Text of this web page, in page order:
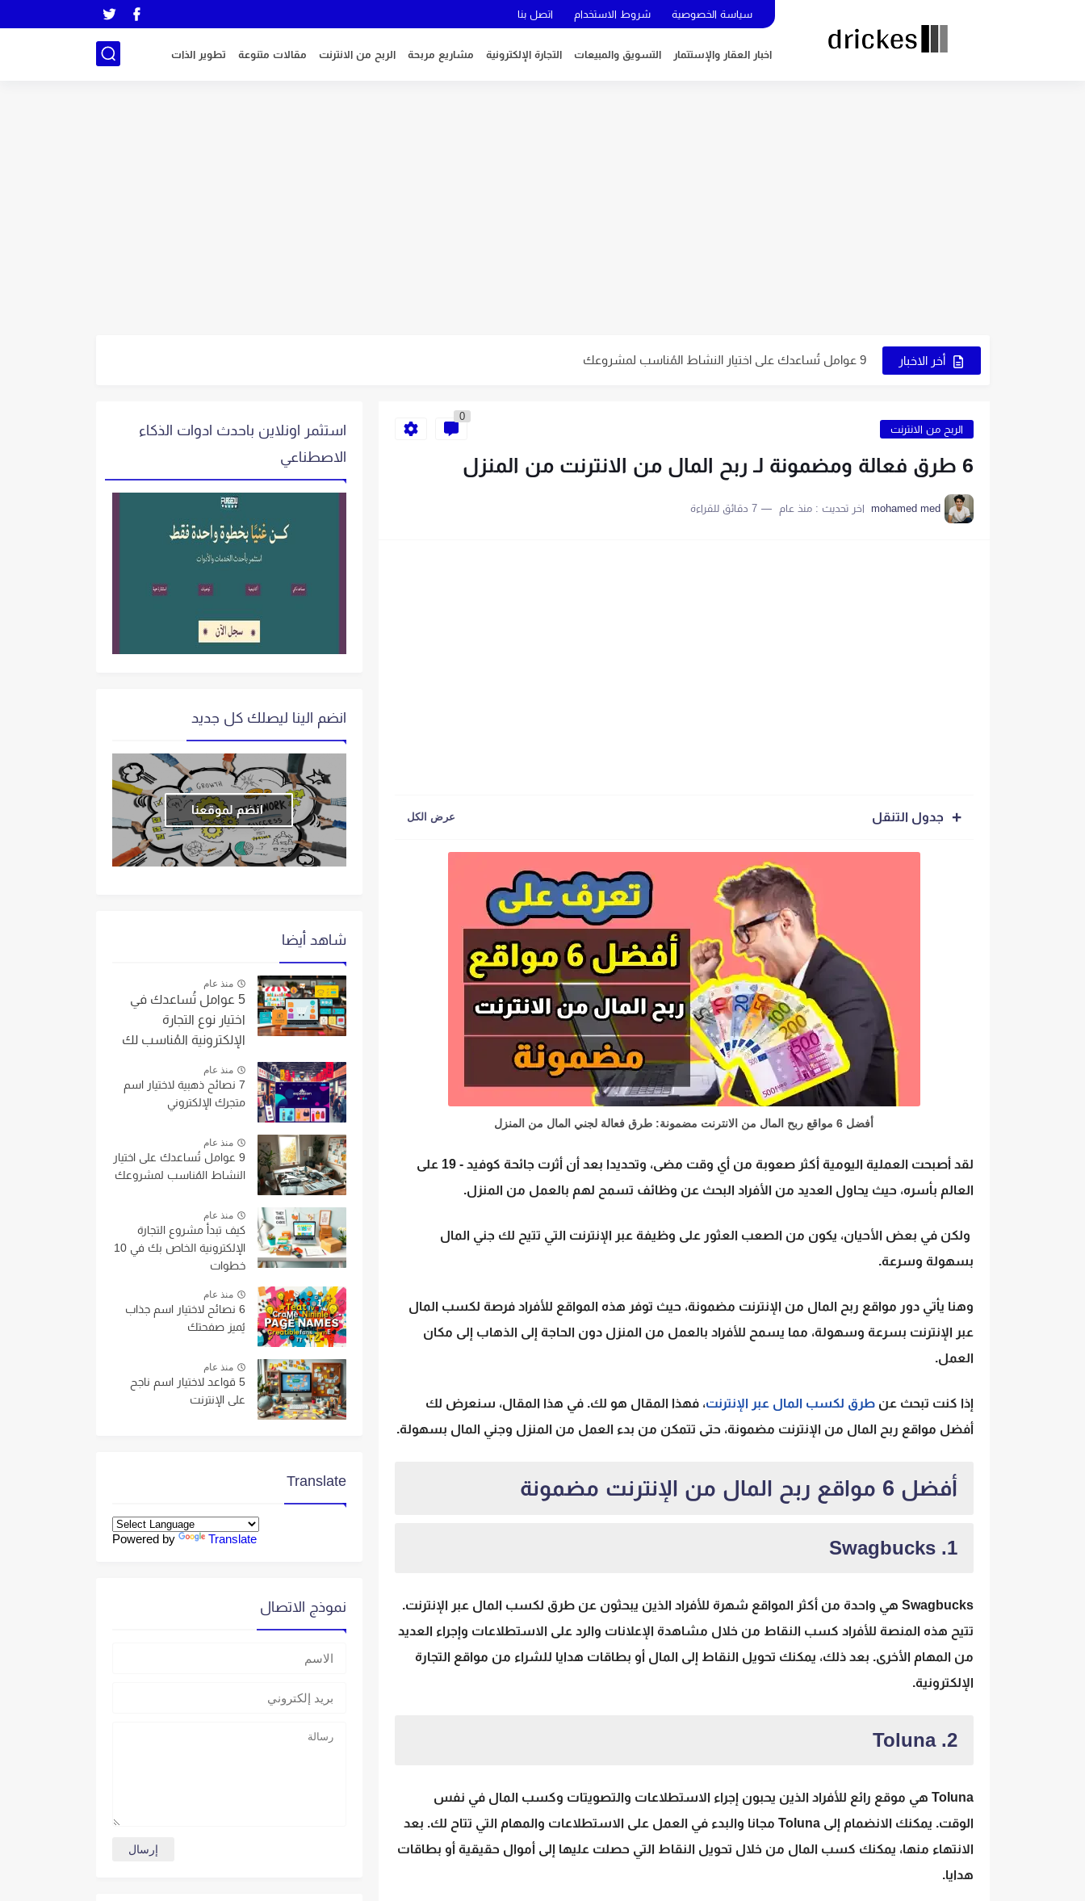
سياسة الخصوصية شروط الاستخدام اتصل بنا
اخبار العقار والإستتمار التسويق والمبيعات التجارة الإلكترونية مشاريع مربحة الربح من الانترنت مقالات متنوعة تطوير الذات
أخر الاخبار 9 عوامل تُساعدك على اختيار النشاط المُناسب لمشروعك
5 قواعد لاختيار اسم ناجح على الإنترنت
الربح من الانترنت
0
6 طرق فعالة ومضمونة لـ ربح المال من الانترنت من المنزل
mohamed med اخر تحديث :منذ عام 7 دقائق للقراءة
جدول التنقل
أفضل 6 مواقع ربح المال من الانترنت مضمونة: طرق فعالة لجني المال من المنزل
لقد أصبحت العملية اليومية أكثر صعوبة من أي وقت مضى، وتحديدا بعد أن أثرت جائحة كوفيد - 19 على
العالم بأسره، حيث يحاول العديد من الأفراد البحث عن وظائف تسمح لهم بالعمل من المنزل.
ولكن في بعض الأحيان، يكون من الصعب العثور على وظيفة عبر الإنترنت التي تتيح لك جني المال
بسهولة وسرعة.
وهنا يأتي دور مواقع ربح المال من الإنترنت مضمونة، حيث توفر هذه المواقع للأفراد فرصة لكسب المال
عبر الإنترنت بسرعة وسهولة، مما يسمح للأفراد بالعمل من المنزل دون الحاجة إلى الذهاب إلى مكان
العمل.
إذا كنت تبحث عنطرق لكسب المال عبر الإنترنت، فهذا المقال هو لك. في هذا المقال، سنعرض لك
أفضل مواقع ربح المال من الإنترنت مضمونة، حتى تتمكن من بدء العمل من المنزل وجني المال بسهولة.
أفضل 6 مواقع ربح المال من الإنترنت مضمونة
1. Swagbucks
Swagbucks هي واحدة من أكثر المواقع شهرة للأفراد الذين يبحثون عن طرق لكسب المال عبر الإنترنت.
تتيح هذه المنصة للأفراد كسب النقاط من خلال مشاهدة الإعلانات والرد على الاستطلاعات وإجراء العديد
من المهام الأخرى. بعد ذلك، يمكنك تحويل النقاط إلى المال أو بطاقات هدايا للشراء من مواقع التجارة
الإلكترونية.
2. Toluna
Toluna هي موقع رائع للأفراد الذين يحبون إجراء الاستطلاعات والتصويتات وكسب المال في نفس
الوقت. يمكنك الانضمام إلى Toluna مجانا والبدء في العمل على الاستطلاعات والمهام التي تتاح لك. بعد
الانتهاء منها، يمكنك كسب المال من خلال تحويل النقاط التي حصلت عليها إلى أموال حقيقية أو بطاقات
هدايا.
استثمر اونلاين باحدث ادوات الذكاء
الاصطناعي
انضم الينا ليصلك كل جديد
انضم لموقعنا
شاهد أيضا
منذ عام
5 عوامل تُساعدك في
اختيار نوع التجارة
الإلكترونية المُناسب لك
منذ عام
7 نصائح ذهبية لاختيار اسم
متجرك الإلكتروني
منذ عام
9 عوامل تُساعدك على اختيار
النشاط المُناسب لمشروعك
منذ عام
كيف تبدأ مشروع التجارة
الإلكترونية الخاص بك في 10
خطوات
منذ عام
6 نصائح لاختيار اسم جذاب
يُميز صفحتك
منذ عام
5 قواعد لاختيار اسم ناجح
على الإنترنت
Translate
Powered by Translate
نموذج الاتصال